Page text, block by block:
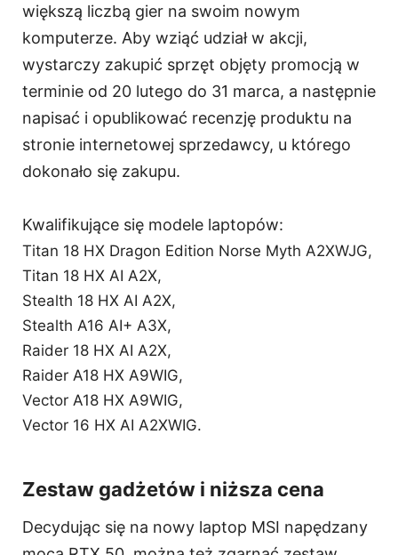
większą liczbą gier na swoim nowym
komputerze. Aby wziąć udział w akcji,
wystarczy zakupić sprzęt objęty promocją w
terminie od 20 lutego do 31 marca, a następnie
napisać i opublikować recenzję produktu na
stronie internetowej sprzedawcy, u którego
dokonało się zakupu.
Kwalifikujące się modele laptopów:
Titan 18 HX Dragon Edition Norse Myth A2XWJG,
Titan 18 HX AI A2X,
Stealth 18 HX AI A2X,
Stealth A16 AI+ A3X,
Raider 18 HX AI A2X,
Raider A18 HX A9WIG,
Vector A18 HX A9WIG,
Vector 16 HX AI A2XWIG.
Zestaw gadżetów i niższa cena
Decydując się na nowy laptop MSI napędzany